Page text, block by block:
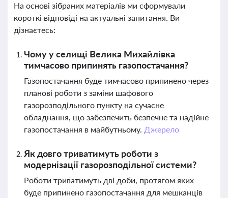
На основі зібраних матеріалів ми сформували
короткі відповіді на актуальні запитання. Ви
дізнаєтесь:
Чому у селищі Велика Михайлівка
тимчасово припинять газопостачання?
Газопостачання буде тимчасово припинено через
планові роботи з заміни шафового
газорозподільного пункту на сучасне
обладнання, що забезпечить безпечне та надійне
газопостачання в майбутньому. Джерело
Як довго триватимуть роботи з
модернізації газорозподільної системи?
Роботи триватимуть дві доби, протягом яких
буде припинено газопостачання для мешканців